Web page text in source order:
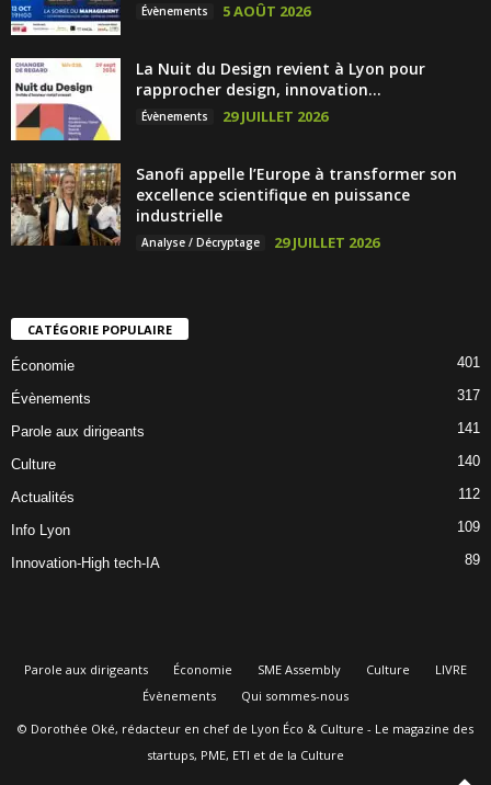
Évènements 5 AOÛT 2026
La Nuit du Design revient à Lyon pour
rapprocher design, innovation...
Évènements 29 JUILLET 2026
Sanofi appelle l’Europe à transformer son
excellence scientifique en puissance
industrielle
Analyse / Décryptage 29 JUILLET 2026
CATÉGORIE POPULAIRE
Économie 401
Évènements 317
Parole aux dirigeants 141
Culture 140
Actualités 112
Info Lyon 109
Innovation-High tech-IA 89
Parole aux dirigeants Économie SME Assembly Culture
LIVRE
Évènements
Qui sommes-nous
© Dorothée Oké, rédacteur en chef de Lyon Éco & Culture - Le magazine des
startups, PME, ETI et de la Culture